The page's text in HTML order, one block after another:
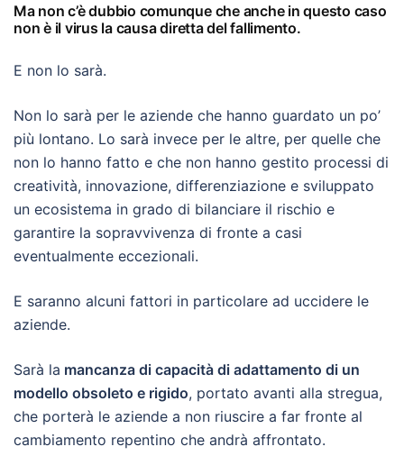
Ma non c’è dubbio comunque che anche in questo caso
non è il virus la causa diretta del fallimento.
E non lo sarà.
Non lo sarà per le aziende che hanno guardato un po’
più lontano. Lo sarà invece per le altre, per quelle che
non lo hanno fatto e che non hanno gestito processi di
creatività, innovazione, differenziazione e sviluppato
un ecosistema in grado di bilanciare il rischio e
garantire la sopravvivenza di fronte a casi
eventualmente eccezionali.
E saranno alcuni fattori in particolare ad uccidere le
aziende.
Sarà la mancanza di capacità di adattamento di un
modello obsoleto e rigido, portato avanti alla stregua,
che porterà le aziende a non riuscire a far fronte al
cambiamento repentino che andrà affrontato.